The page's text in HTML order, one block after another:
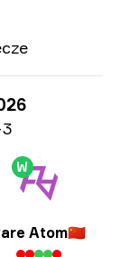
W
Atom🇨🇳